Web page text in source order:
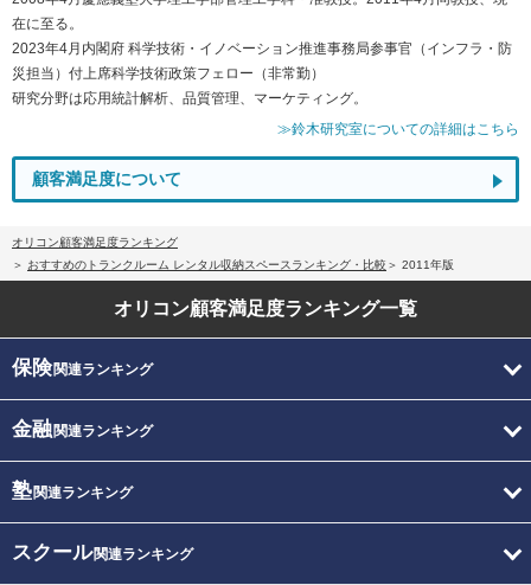
在に至る。
2023年4月内閣府 科学技術・イノベーション推進事務局参事官（インフラ・防
災担当）付上席科学技術政策フェロー（非常勤）
研究分野は応用統計解析、品質管理、マーケティング。
≫鈴木研究室についての詳細はこちら
顧客満足度について
オリコン顧客満足度ランキング
おすすめのトランクルーム レンタル収納スペースランキング・比較
2011年版
オリコン顧客満足度ランキング一覧
保険関連ランキング
金融関連ランキング
塾関連ランキング
スクール関連ランキング